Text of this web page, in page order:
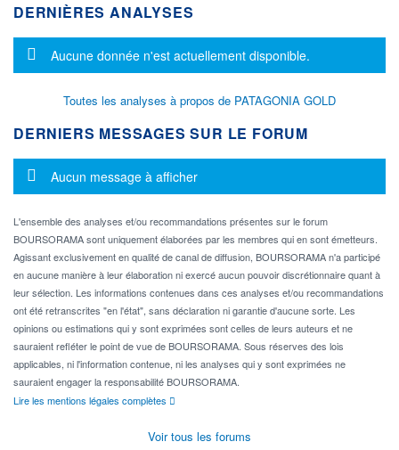
DERNIÈRES ANALYSES
Message d'information
Aucune donnée n'est actuellement disponible.
Toutes les analyses à propos de PATAGONIA GOLD
DERNIERS MESSAGES SUR LE FORUM
Message d'information
Aucun message à afficher
L'ensemble des analyses et/ou recommandations présentes sur le forum
BOURSORAMA sont uniquement élaborées par les membres qui en sont émetteurs.
Agissant exclusivement en qualité de canal de diffusion, BOURSORAMA n'a participé
en aucune manière à leur élaboration ni exercé aucun pouvoir discrétionnaire quant à
leur sélection. Les informations contenues dans ces analyses et/ou recommandations
ont été retranscrites "en l'état", sans déclaration ni garantie d'aucune sorte. Les
opinions ou estimations qui y sont exprimées sont celles de leurs auteurs et ne
sauraient refléter le point de vue de BOURSORAMA. Sous réserves des lois
applicables, ni l'information contenue, ni les analyses qui y sont exprimées ne
sauraient engager la responsabilité BOURSORAMA.
Lire les mentions légales complètes
Voir tous les forums